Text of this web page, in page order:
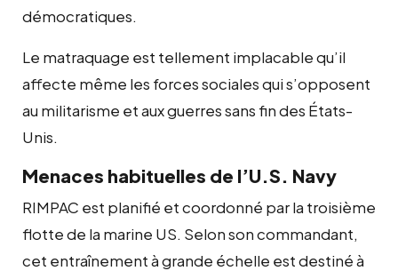
démocratiques.
Le matraquage est tellement implacable qu’il
affecte même les forces sociales qui s’opposent
au militarisme et aux guerres sans fin des États-
Unis.
Menaces habituelles de l’U.S. Navy
RIMPAC est planifié et coordonné par la troisième
flotte de la marine US. Selon son commandant,
cet entraînement à grande échelle est destiné à